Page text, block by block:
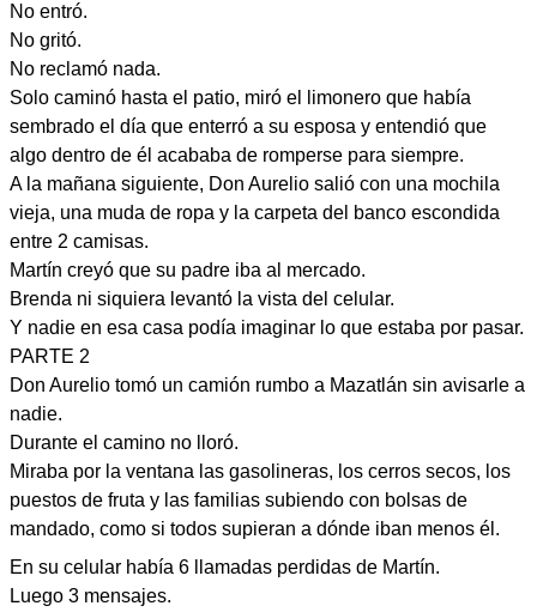
No entró.
No gritó.
No reclamó nada.
Solo caminó hasta el patio, miró el limonero que había
sembrado el día que enterró a su esposa y entendió que
algo dentro de él acababa de romperse para siempre.
A la mañana siguiente, Don Aurelio salió con una mochila
vieja, una muda de ropa y la carpeta del banco escondida
entre 2 camisas.
Martín creyó que su padre iba al mercado.
Brenda ni siquiera levantó la vista del celular.
Y nadie en esa casa podía imaginar lo que estaba por pasar.
PARTE 2
Don Aurelio tomó un camión rumbo a Mazatlán sin avisarle a
nadie.
Durante el camino no lloró.
Miraba por la ventana las gasolineras, los cerros secos, los
puestos de fruta y las familias subiendo con bolsas de
mandado, como si todos supieran a dónde iban menos él.
En su celular había 6 llamadas perdidas de Martín.
Luego 3 mensajes.